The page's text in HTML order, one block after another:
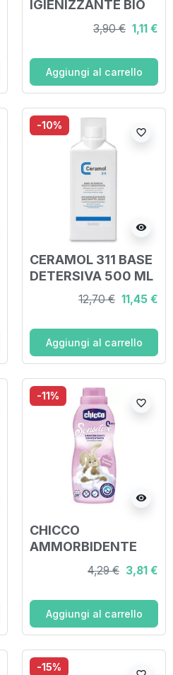
IGIENIZZANTE BIO
3,90 € 1,11 €
Aggiungi al carrello
-10%
visibility
favorite_border
CERAMOL 311 BASE
DETERSIVA 500 ML
12,70 € 11,45 €
Aggiungi al carrello
-11%
visibility
favorite_border
CHICCO
AMMORBIDENTE
FIORI 750 ML
4,29 € 3,81 €
Aggiungi al carrello
-15%